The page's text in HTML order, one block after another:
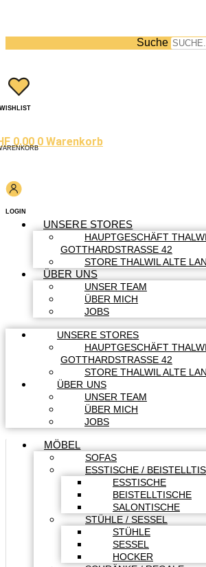
Suche
WISHLIST
0.00 0 Warenkorb
LOGIN
UNSERE STORES
HAUPTGESCHÄFT
GOTTHARDSTRASSE 42
STORE THALWIL ALTE
ÜBER UNS
UNSER TEAM
ÜBER MICH
JOBS
UNSERE STORES
HAUPTGESCHÄFT
GOTTHARDSTRASSE 42
STORE THALWIL ALTE
ÜBER UNS
UNSER TEAM
ÜBER MICH
JOBS
MÖBEL
SOFAS
ESSTISCHE /
ESSTISCHE
BEISTELLTISCHE
SALONTISCHE
STÜHLE / SESSEL
STÜHLE
SESSEL
HOCKER